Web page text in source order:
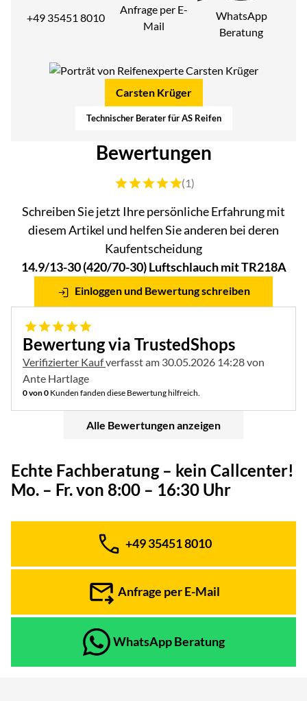
+49 35451 8010
Anfrage per E-
Mail
WhatsApp
Beratung
Carsten Krüger
Technischer Berater für AS Reifen
Bewertungen
Bewertung: 5 von 5 (1 Bewertungen)
(1)
Schreiben Sie jetzt Ihre persönliche Erfahrung mit
diesem Artikel und helfen Sie anderen bei deren
Kaufentscheidung
14.9/13-30 (420/70-30) Luftschlauch mit TR218A
Einloggen und Bewertung schreiben
5 von 5
Bewertung via TrustedShops
Verifizierter Kaufverfasst am 30.05.2026 14:28 von
Ante Hartlage
0 von 0 Kunden fanden diese Bewertung hilfreich.
Alle Bewertungen anzeigen
Echte Fachberatung – kein Callcenter!
Mo. – Fr. von 8:00 – 16:30 Uhr
Telefon:
+49 35451 8010
Anfrage per E-Mail
WhatsApp Beratung